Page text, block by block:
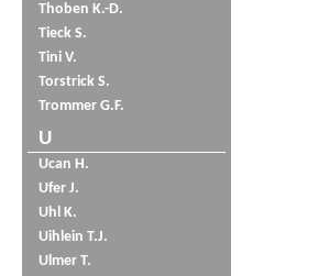
Thoben K.-D.
Tieck S.
Tini V.
Torstrick S.
Trommer G.F.
U
Ucan H.
Ufer J.
Uhl K.
Uihlein T.J.
Ulmer T.